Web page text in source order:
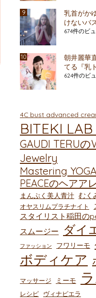
乳首がか
けないバ
674件のビ
朝井麗華
てる『乳
624件のビ
4C bust advanced
BITEKI
GAUDI TERU
Jewelry
Mastering YOGA
PEACEのヘアア
まんぷく美人青汁 むく
オヤスリムプラチナイト
スタイリスト稲田の
スムージー
ダイ
ファッション フワリーモ
ボディケア
マッサージ ミーモ
レシピ ヴィナピエラ